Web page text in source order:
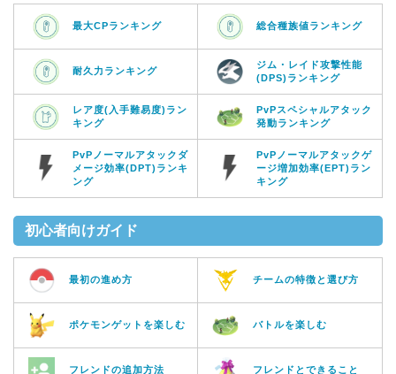
最大CPランキング 総合種族値ランキング
耐久力ランキング
ジム・レイド攻撃性能
(DPS)ランキング
レア度(入手難易度)ラン
キング
PvPスペシャルアタック
発動ランキング
PvPノーマルアタックダ
メージ効率(DPT)ランキ
ング
PvPノーマルアタックゲ
ージ増加効率(EPT)ラン
キング
初心者向けガイド
最初の進め方 チームの特徴と選び方
ポケモンゲットを楽しむ バトルを楽しむ
フレンドの追加方法 フレンドとできること